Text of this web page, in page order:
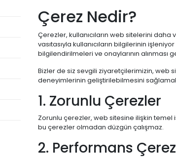
Çerez Nedir?
Çerezler, kullanıcıların web sitelerini
vasıtasıyla kullanıcıların bilgilerinin
bilgilendirilmeleri ve onaylarının alınması
Bizler de siz sevgili ziyaretçilerimizin, web
deneyimlerinin geliştirilebilmesini
1. Zorunlu Çerezler
Zorunlu çerezler, web sitesine ilişkin
bu çerezler olmadan düzgün çalışmaz.
2. Performans